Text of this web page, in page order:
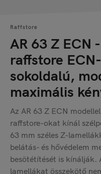
Raffstore
AR 63 Z ECN
raffstore
sokoldalú,
maximális
Az AR 63 Z ECN
raffstore-okat kínál
63 mm széles Z-
belátás- és hővédelem
besötétítését is
lamellákat összekötő